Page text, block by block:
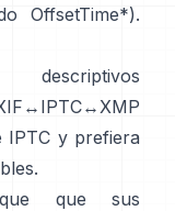
OffsetTime*).
IPTC y prefiera
que sus